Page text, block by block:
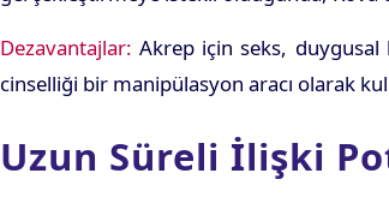
Dezavantajlar: Akrep için seks,
cinselliği bir manipülasyon aracı olarak
Uzun Süreli İlişki